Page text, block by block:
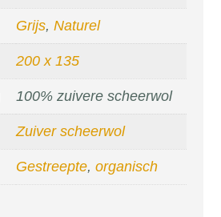
Grijs,Naturel
200 x 135
100% zuivere scheerwol
Zuiver scheerwol
Gestreepte,organisch